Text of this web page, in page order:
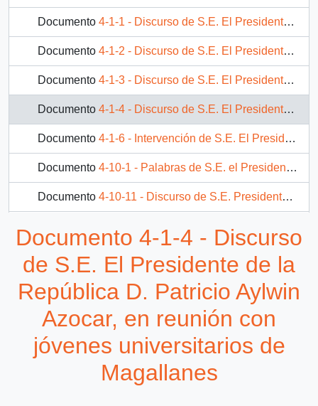
Documento 4-1-1 - Discurso de S.E. El Presidente de la Republica D. Patricio Aylwin Azocar, en Inauguración de la Convención de Magistrados
Documento 4-1-2 - Discurso de S.E. El Presidente de la República D. Patricio Aylwin Azocar, en visita a la Empresa Nacional del Petróleo ENAP
Documento 4-1-3 - Discurso de S.E. El Presidente de la República D. Patricio Aylwin Azocar, en inauguración de 400 viviendas en la Villa Selknam
Documento 4-1-4 - Discurso de S.E. El Presidente de la República D. Patricio Aylwin Azocar, en reunión con jóvenes universitarios de Magallanes
Documento 4-1-6 - Intervención de S.E. El Presidente de la República, D. Patricio Aylwin Azocar, en reunión con dirigentes de partidos de la concertación, jefes de comités de Senadores y Diputados
Documento 4-10-1 - Palabras de S.E. el Presidente de la Republica D. Patricio Aylwin Azocar, en inauguración de la Primera Agencia Informatizada de Correos de Chile
Documento 4-10-11 - Discurso de S.E. Presidente de República, D. Patricio Aylwin Azocar, en encuentro con la comunidad de Curicó
4-10-12 - Discurso de S.E. el Presidente de República, D. Patricio Aylwin Azocar, en aniversario de la Universidad de Valparaíso
497 más...
Documento 4-1-4 - Discurso
de S.E. El Presidente de la
República D. Patricio Aylwin
Azocar, en reunión con
jóvenes universitarios de
Magallanes